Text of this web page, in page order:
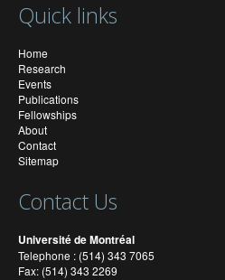
Quick links
Home
Research
Events
Publications
Fellowships
About
Contact
Sitemap
Contact Us
Université de Montréal
Telephone : (514) 343 7065
Fax: (514) 343 2269